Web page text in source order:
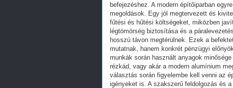
befejezéshez. A modern építőiparban
megoldások. Egy jól megtervezett és
fűtési és hűtési költségeket, miközben
légtömörség biztosítása és a
hosszú távon megtérülnek. Ezek a
mutatnak, hanem konkrét pénzügyi
munkák során használt anyagok
rézkád, vagy akár a modern alumínium
választás során figyelembe kell venni az
igényeket is. A szakszerű feldolgozás és